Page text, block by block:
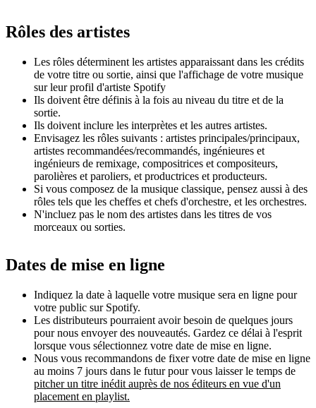
Rôles des artistes
Les rôles déterminent les artistes apparaissant dans les crédits
de votre titre ou sortie, ainsi que l'affichage de votre musique
sur leur profil d'artiste Spotify
Ils doivent être définis à la fois au niveau du titre et de la
sortie.
Ils doivent inclure les interprètes et les autres artistes.
Envisagez les rôles suivants : artistes principales/principaux,
artistes recommandées/recommandés, ingénieures et
ingénieurs de remixage, compositrices et compositeurs,
parolières et paroliers, et productrices et producteurs.
Si vous composez de la musique classique, pensez aussi à des
rôles tels que les cheffes et chefs d'orchestre, et les orchestres.
N'incluez pas le nom des artistes dans les titres de vos
morceaux ou sorties.
Dates de mise en ligne
Indiquez la date à laquelle votre musique sera en ligne pour
votre public sur Spotify.
Les distributeurs pourraient avoir besoin de quelques jours
pour nous envoyer des nouveautés. Gardez ce délai à l'esprit
lorsque vous sélectionnez votre date de mise en ligne.
Nous vous recommandons de fixer votre date de mise en ligne
au moins 7 jours dans le futur pour vous laisser le temps de
pitcher un titre inédit auprès de nos éditeurs en vue d'un
placement en playlist.